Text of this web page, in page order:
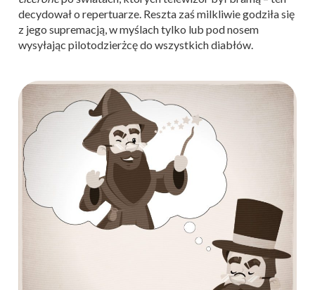
decydował o repertuarze. Reszta zaś milkliwie godziła się
z jego supremacją, w myślach tylko lub pod nosem
wysyłając pilotodzierżcę do wszystkich diabłów.